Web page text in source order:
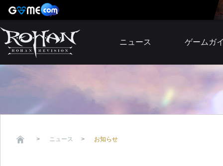
ニュース
アップデート
ゲームガ
ニュース お知らせ